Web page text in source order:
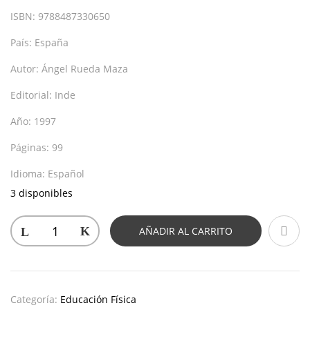
ISBN: 9788487330650
País: España
Autor: Ángel Rueda Maza
Editorial: Inde
Año: 1997
Páginas: 99
Idioma: Español
3 disponibles
AÑADIR AL CARRITO
Categoría: Educación Física